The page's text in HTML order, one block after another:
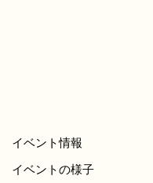
イベント情報
イベントの様子